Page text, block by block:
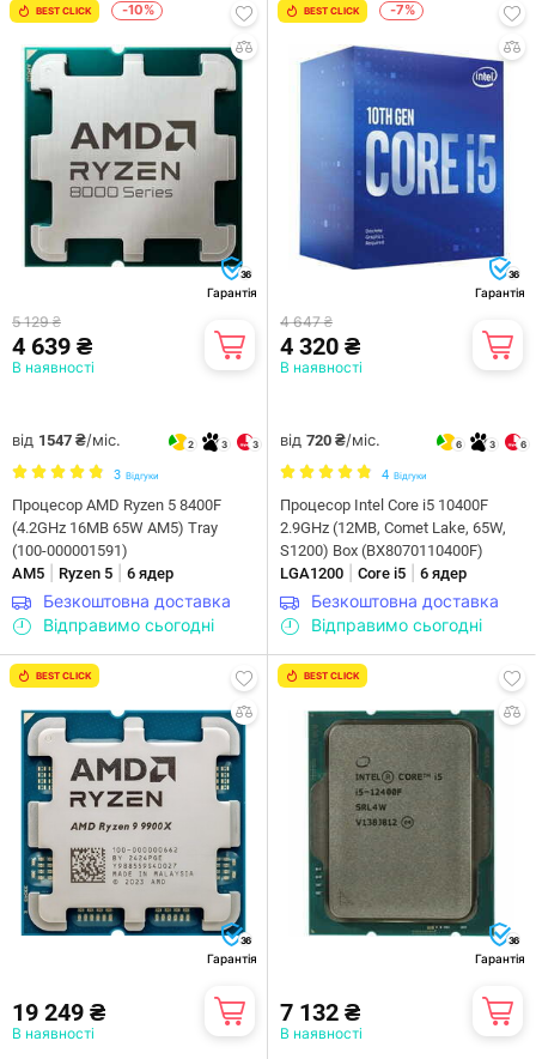
BEST CLICK -10%
36
Гарантія
5 129 ₴
4 639 ₴
В наявності
від 1547 ₴/міс. 2 3 3
3 Відгуки
Процесор AMD Ryzen 5 8400F
(4.2GHz 16MB 65W AM5) Tray
(100-000001591)
AM5
Ryzen 5 6 ядер
Безкоштовна доставка
Відправимо сьогодні
BEST CLICK -7%
36
Гарантія
4 647 ₴
4 320 ₴
В наявності
від 720 ₴/міс. 6 3 6
4 Відгуки
Процесор Intel Core i5 10400F
2.9GHz (12MB, Comet Lake, 65W,
S1200) Box (BX8070110400F)
LGA1200
Core i5 6 ядер
Безкоштовна доставка
Відправимо сьогодні
BEST CLICK
36
Гарантія
19 249 ₴
В наявності
BEST CLICK
36
Гарантія
7 132 ₴
В наявності